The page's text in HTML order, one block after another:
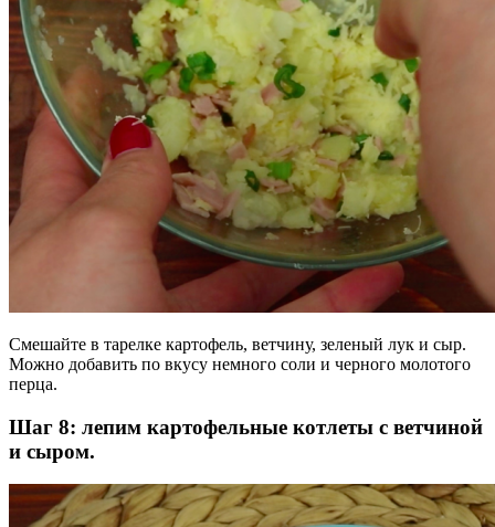
Смешайте в тарелке картофель, ветчину, зеленый лук и сыр.
Можно добавить по вкусу немного соли и черного молотого
перца.
Шаг 8: лепим картофельные котлеты с ветчиной
и сыром.